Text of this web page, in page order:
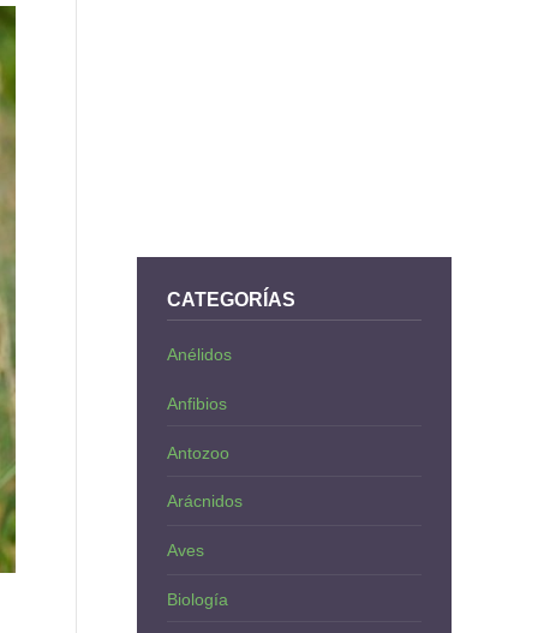
CATEGORÍAS
Anélidos
Anfibios
Antozoo
Arácnidos
Aves
Biología